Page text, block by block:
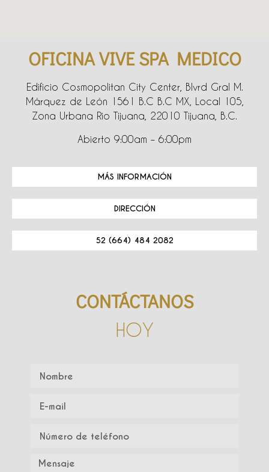
OFICINA VIVE SPA MEDICO
Edificio Cosmopolitan City Center, Blvrd Gral M.
Márquez de León 1561 B.C B.C MX, Local 105,
Zona Urbana Rio Tijuana, 22010 Tijuana, B.C.
Abierto 9:00am – 6:00pm
MÁS INFORMACIÓN
DIRECCIÓN
52 (664) 484 2082
CONTÁCTANOS
HOY